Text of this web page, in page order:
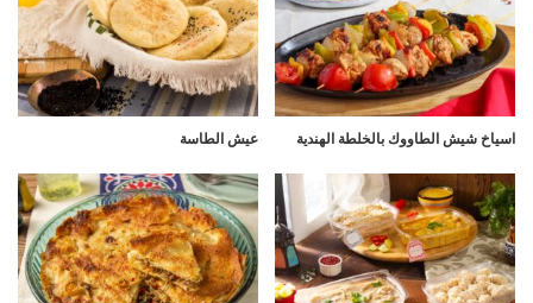
اسياخ شيش الطاووك بالخلطة الهندية عيش الطاسة